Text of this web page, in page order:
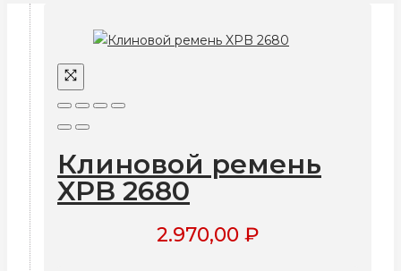
Клиновой ремень
XPB 2680
2.970,00 ₽